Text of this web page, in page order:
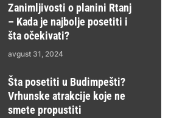
Zanimljivosti o planini Rtanj
– Kada je najbolje posetiti i
šta očekivati?
avgust 31, 2024
Šta posetiti u Budimpešti?
Vrhunske atrakcije koje ne
smete propustiti